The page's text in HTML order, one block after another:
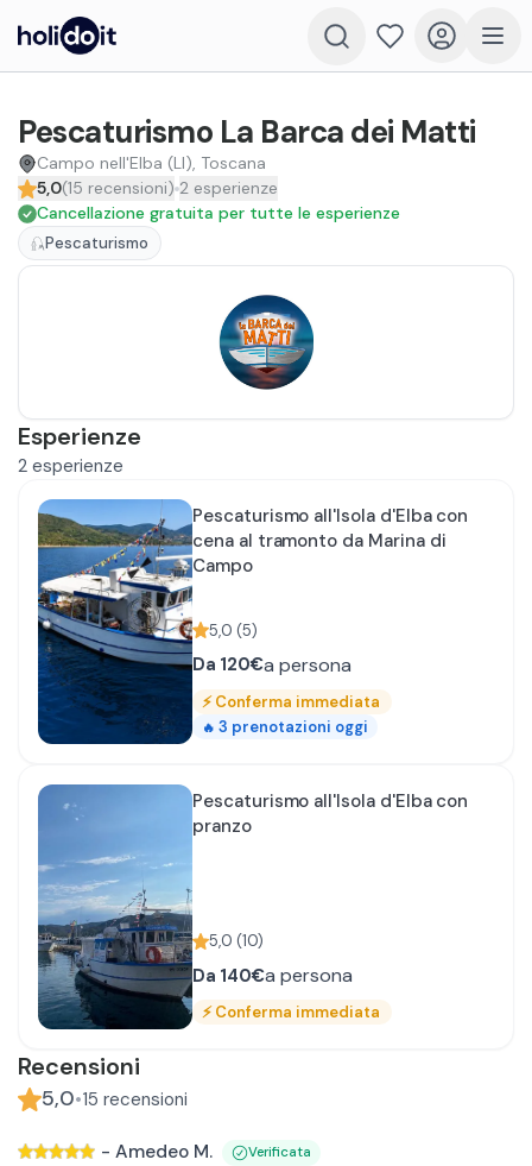
Pescaturismo La Barca dei Matti
Campo nell'Elba (LI), Toscana
5,0(15 recensioni) 2 esperienze
Cancellazione gratuita per tutte le esperienze
Pescaturismo
Esperienze
2 esperienze
Pescaturismo all'Isola d'Elba con
cena al tramonto da Marina di
Campo
5,0 (5)
Da 120€a persona
⚡Conferma immediata
🔥 3 prenotazioni oggi
Pescaturismo all'Isola d'Elba con
pranzo
5,0 (10)
Da 140€a persona
⚡Conferma immediata
Recensioni
5,0•15 recensioni
- Amedeo M. Verificata